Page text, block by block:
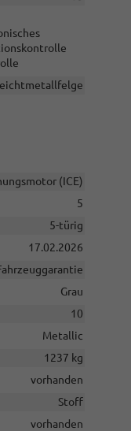
(ICE)
5
5-türig
17.02.2026
Grau
10
Metallic
1237 kg
vorhanden
Stoff
vorhanden